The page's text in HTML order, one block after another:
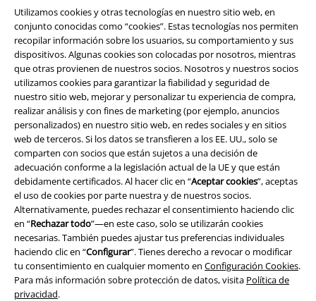
Utilizamos cookies y otras tecnologías en nuestro sitio web, en
conjunto conocidas como “cookies”. Estas tecnologías nos permiten
recopilar información sobre los usuarios, su comportamiento y sus
dispositivos. Algunas cookies son colocadas por nosotros, mientras
que otras provienen de nuestros socios. Nosotros y nuestros socios
utilizamos cookies para garantizar la fiabilidad y seguridad de
nuestro sitio web, mejorar y personalizar tu experiencia de compra,
realizar análisis y con fines de marketing (por ejemplo, anuncios
personalizados) en nuestro sitio web, en redes sociales y en sitios
web de terceros. Si los datos se transfieren a los EE. UU., solo se
comparten con socios que están sujetos a una decisión de
adecuación conforme a la legislación actual de la UE y que están
debidamente certificados. Al hacer clic en “Aceptar cookies”, aceptas
el uso de cookies por parte nuestra y de nuestros socios.
Alternativamente, puedes rechazar el consentimiento haciendo clic
en “Rechazar todo”—en este caso, solo se utilizarán cookies
necesarias. También puedes ajustar tus preferencias individuales
haciendo clic en “Configurar”. Tienes derecho a revocar o modificar
tu consentimiento en cualquier momento en Configuración Cookies.
Para más información sobre protección de datos, visita Política de
privacidad.
¡Descarga la nueva App EMP totalmente GRATIS y disfruta de todas
sus nuevas funciones y ventajas!
A Warner Music Group Company
Seguridad